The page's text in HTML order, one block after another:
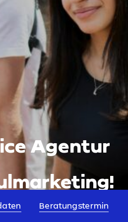
Agentur
Beratungstermin